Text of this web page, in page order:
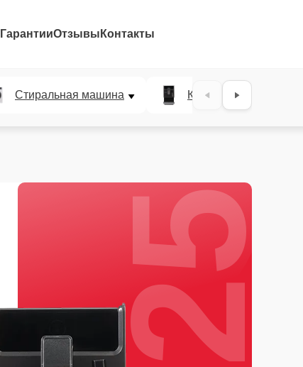
ГарантииОтзывы Контакты
Стиральная машина Кофемашина
25%